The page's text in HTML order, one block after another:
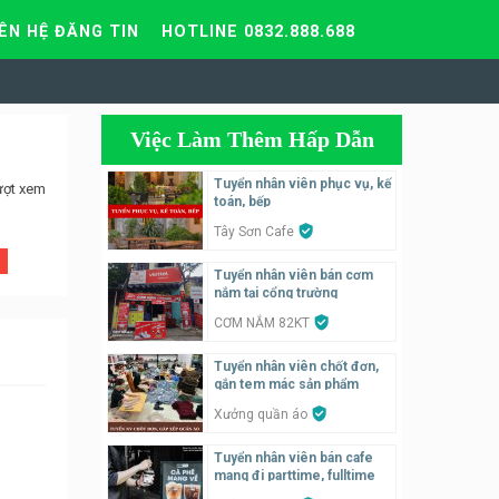
HỆ ĐĂNG TIN HOTLINE 0832.888.688
xem
Việc Làm Thêm Hấp Dẫn
Tuyển nhân viên phục vụ, kế
toán, bếp
Tây Sơn Cafe
Tuyển nhân viên bán cơm
nắm tại cổng trường
CƠM NẮM 82KT
Tuyển nhân viên chốt đơn,
gắn tem mác sản phẩm
Xưởng quần áo
Tuyển nhân viên bán cafe
mang đi parttime, fulltime